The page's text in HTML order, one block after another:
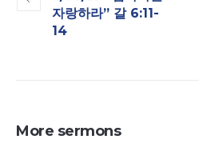
자랑하라” 갈 6:11-
14
More sermons